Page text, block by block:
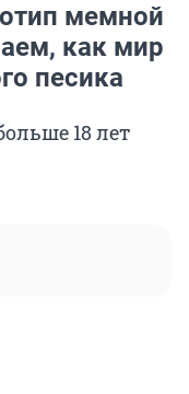
мемной
как мир
песика
18 лет